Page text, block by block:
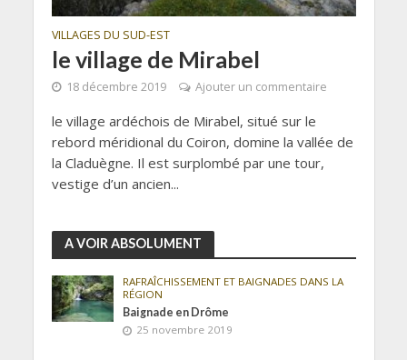
VILLAGES DU SUD-EST
le village de Mirabel
18 décembre 2019 Ajouter un commentaire
le village ardéchois de Mirabel, situé sur le
rebord méridional du Coiron, domine la vallée de
la Claduègne. Il est surplombé par une tour,
vestige d’un ancien...
A VOIR ABSOLUMENT
RAFRAÎCHISSEMENT ET BAIGNADES DANS LA
RÉGION
Baignade en Drôme
25 novembre 2019